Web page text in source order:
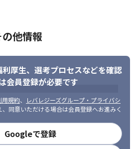
他情報
厚生、 選考プロセスなどを確認
会員登録が必要です
用規約、
レバレジーズグループ・プライバシ
、同意いただける場合は会員登録へお進みく
Googleで登録